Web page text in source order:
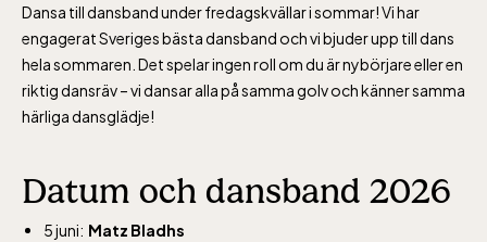
Dansa till dansband under fredagskvällar i sommar! Vi har
engagerat Sveriges bästa dansband och vi bjuder upp till dans
hela sommaren. Det spelar ingen roll om du är nybörjare eller en
riktig dansräv – vi dansar alla på samma golv och känner samma
härliga dansglädje!
Datum och dansband 2026
5 juni: Matz Bladhs